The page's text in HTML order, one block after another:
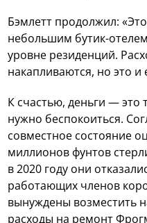
Бэмлетт продолжил:
небольшим бутик-
уровне резиденций.
накапливаются, но это
К счастью, деньги — это
нужно беспокоиться.
совместное состояние
миллионов фунтов
в 2020 году они
работающих членов
вынуждены возместить
расходы на ремонт